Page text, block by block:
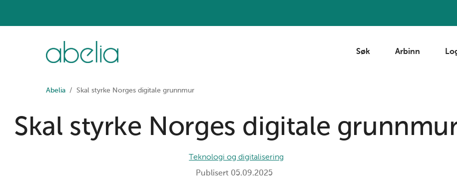
Søk Arbinn
Abelia Skal styrke Norges digitale grunnmur
Skal styrke Norges digitale
Teknologi og digitalisering
Publisert 05.09.2025